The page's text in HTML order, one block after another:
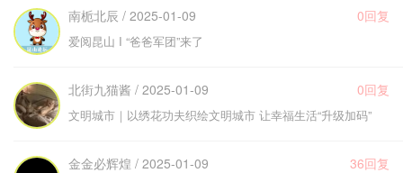
南栀北辰 / 2025-01-09 0回复
爱阅昆山 I “爸爸军团”来了
北街九猫酱 / 2025-01-09 0回复
文明城市｜以绣花功夫织绘文明城市 让幸福生活“升级加码”
金金必辉煌 / 2025-01-09 36回复